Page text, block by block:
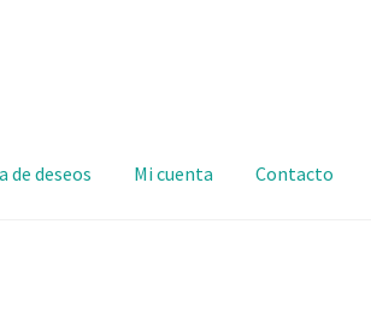
de deseos Mi cuenta Contacto